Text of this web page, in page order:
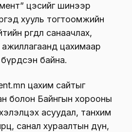
цэсийг шинээр
хууль тогтоомжийн
өргөдөл санаачлах,
цахимаар
байна.
цахим сайтыг
болон Байнгын хорооны
асуудал, танхим
санал хураалтын дүн,